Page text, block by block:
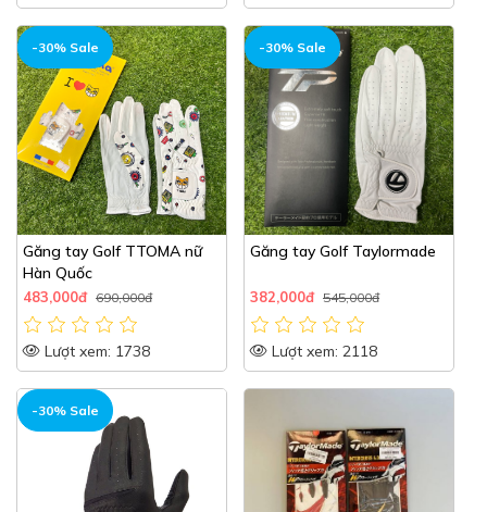
-30% Sale
Găng tay Golf TTOMA nữ
Hàn Quốc
483,000đ 690,000đ
Lượt xem: 1738
-30% Sale
Găng tay Golf Taylormade
382,000đ 545,000đ
Lượt xem: 2118
-30% Sale